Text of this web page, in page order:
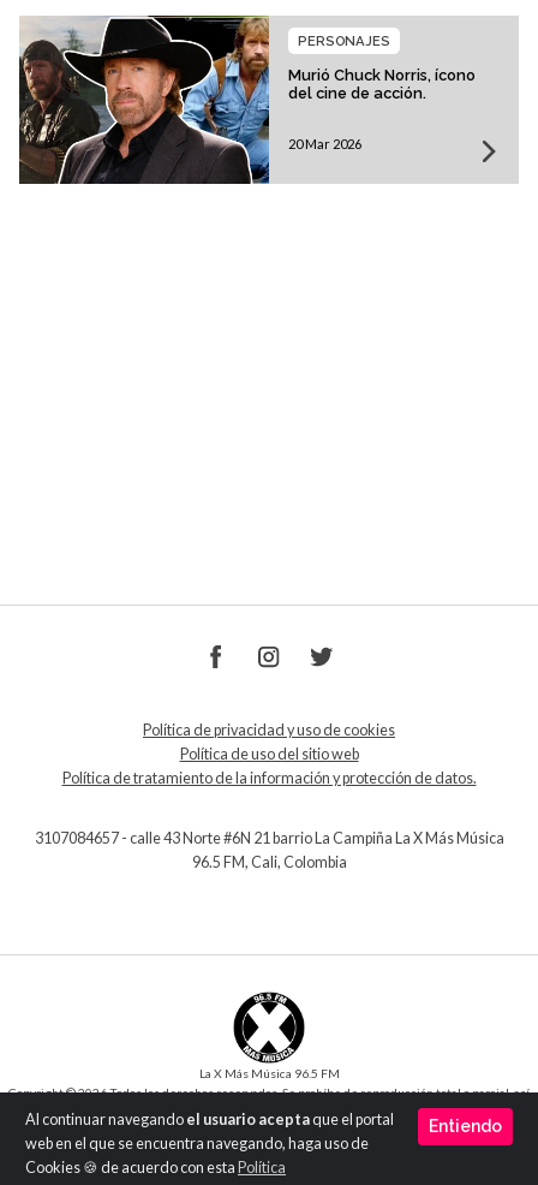
Al continuar navegando el usuario aceptaque el portal
web en el que se encuentra navegando, haga uso de
Cookies 🍪 de acuerdo con esta Política
Entiendo
Murió Chuck Norris, ícono
del cine de acción.
PERSONAJES
20 Mar 2026
Política de privacidad y uso de cookies
Política de uso del sitio web
Política de tratamiento de la información y protección de datos.
3107084657 - calle 43 Norte #6N 21 barrio La Campiña La X Más Música
96.5 FM, Cali, Colombia
La X Más Música 96.5 FM
Copyright © 2026 Todos los derechos reservados. Se prohíbe de reproducción total o parcial, así
como su traducción a cualquier idioma sin la autorización escrita del titular.
Desarrollo y Diseño
SilverIT
Versión 1.0